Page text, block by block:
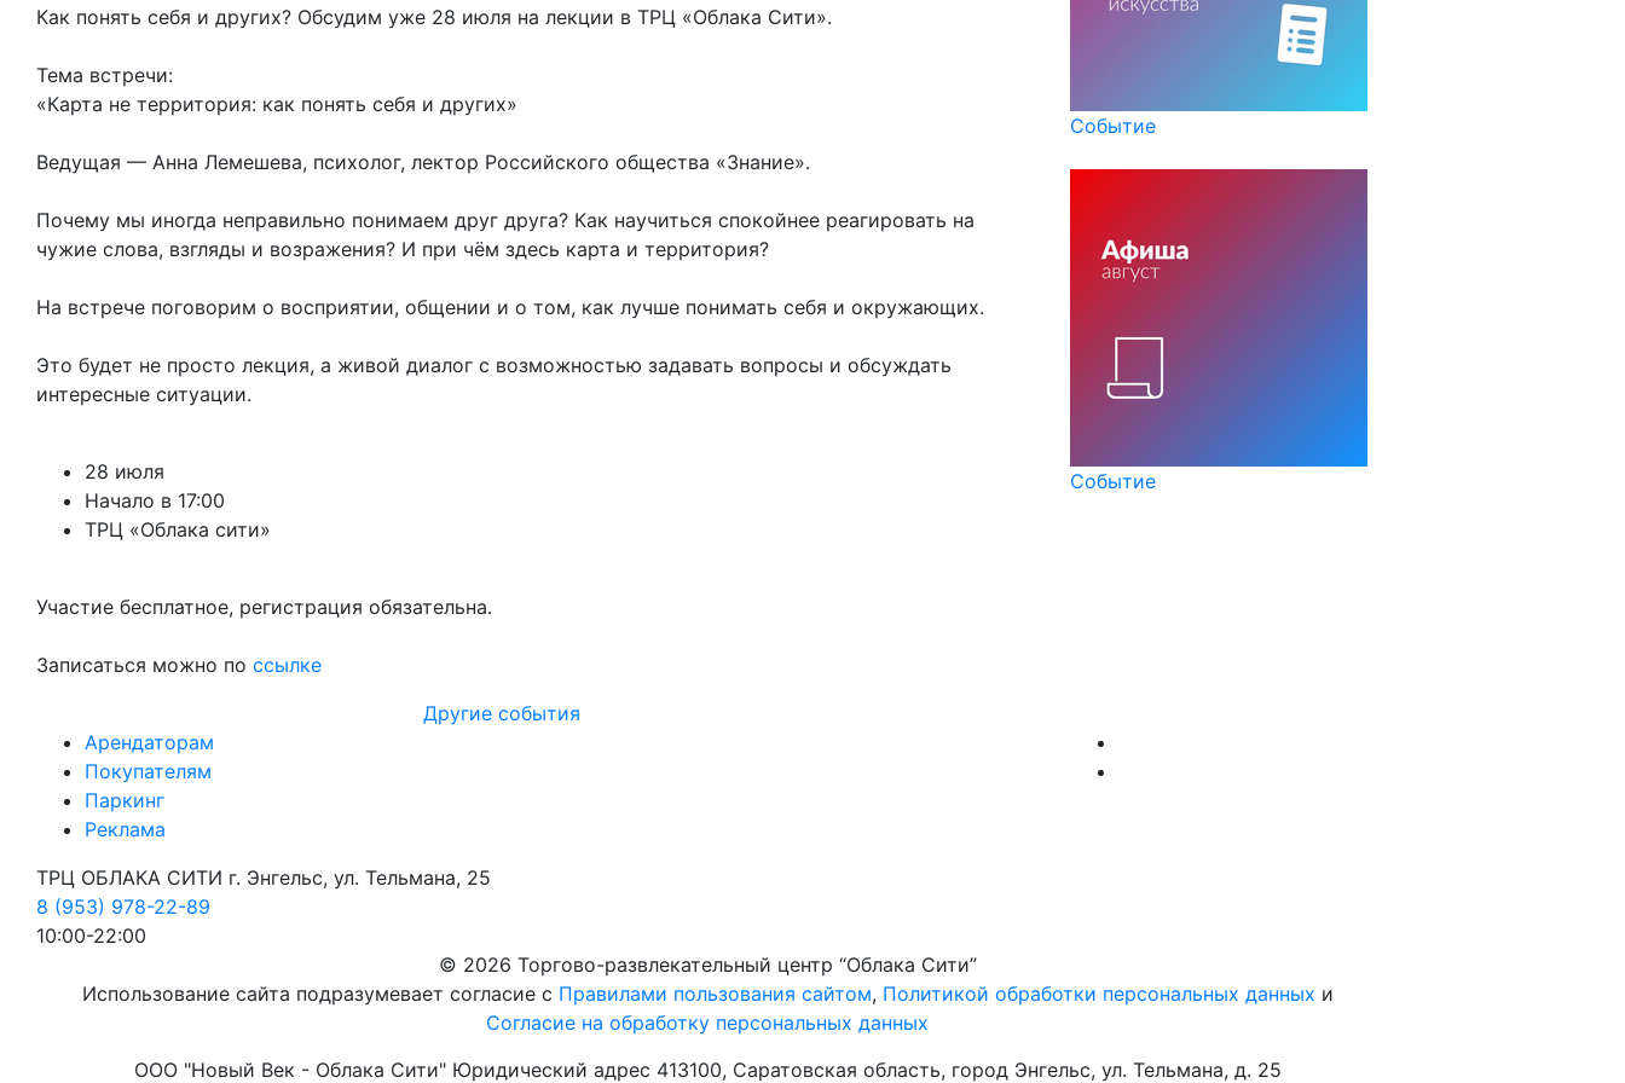
Как понять себя и других? Обсудим уже 28 июля на лекции в ТРЦ «Облака Сити».
Тема встречи:
«Карта не территория: как понять себя и других»
Ведущая — Анна Лемешева, психолог, лектор Российского общества «Знание».
Почему мы иногда неправильно понимаем друг друга? Как научиться спокойнее реагировать на
чужие слова, взгляды и возражения? И при чём здесь карта и территория?
На встрече поговорим о восприятии, общении и о том, как лучше понимать себя и окружающих.
Это будет не просто лекция, а живой диалог с возможностью задавать вопросы и обсуждать
интересные ситуации.
28 июля
Начало в 17:00
ТРЦ «Облака сити»
Участие бесплатное, регистрация обязательна.
Записаться можно по ссылке
Другие события
Событие
Событие
Арендаторам
Покупателям
Паркинг
Реклама
ТРЦ ОБЛАКА СИТИ г. Энгельс, ул. Тельмана, 25
8 (953) 978-22-89
10:00-22:00
© 2026 Торгово-развлекательный центр “Облака Сити”
Использование сайта подразумевает согласие с Правилами пользования сайтом, Политикой обработки персональных данных и
Согласие на обработку персональных данных
ООО "Новый Век - Облака Сити" Юридический адрес 413100, Саратовская область, город Энгельс, ул. Тельмана, д. 25